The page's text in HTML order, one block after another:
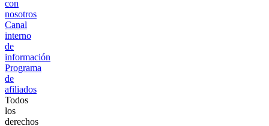
con
nosotros
Canal
interno
de
información
Programa
de
afiliados
Todos
los
derechos